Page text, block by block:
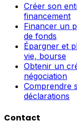
Créer son
financement
Financer un
de fonds
Épargner et
vie, bourse
Obtenir un
négociation
Comprendre
déclarations
Contact